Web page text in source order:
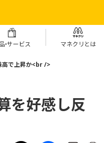
・サービス マネクリとは
高で上昇か<br />
を好感し反